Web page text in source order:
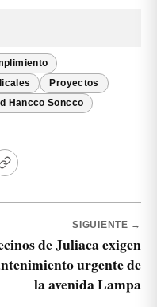
Proyectos
Hancco Soncco
SIGUIENTE →
de Juliaca exigen
urgente de
la avenida Lampa